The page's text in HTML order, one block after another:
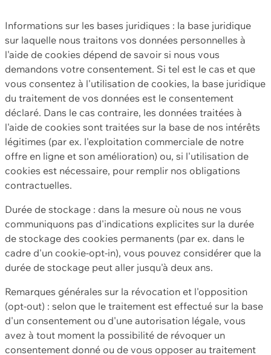
Informations sur les bases juridiques : la base juridique
sur laquelle nous traitons vos données personnelles à
l'aide de cookies dépend de savoir si nous vous
demandons votre consentement. Si tel est le cas et que
vous consentez à l'utilisation de cookies, la base juridique
du traitement de vos données est le consentement
déclaré. Dans le cas contraire, les données traitées à
l'aide de cookies sont traitées sur la base de nos intérêts
légitimes (par ex. l'exploitation commerciale de notre
offre en ligne et son amélioration) ou, si l'utilisation de
cookies est nécessaire, pour remplir nos obligations
contractuelles.
Durée de stockage : dans la mesure où nous ne vous
communiquons pas d'indications explicites sur la durée
de stockage des cookies permanents (par ex. dans le
cadre d'un cookie-opt-in), vous pouvez considérer que la
durée de stockage peut aller jusqu'à deux ans.
Remarques générales sur la révocation et l'opposition
(opt-out) : selon que le traitement est effectué sur la base
d'un consentement ou d'une autorisation légale, vous
avez à tout moment la possibilité de révoquer un
consentement donné ou de vous opposer au traitement